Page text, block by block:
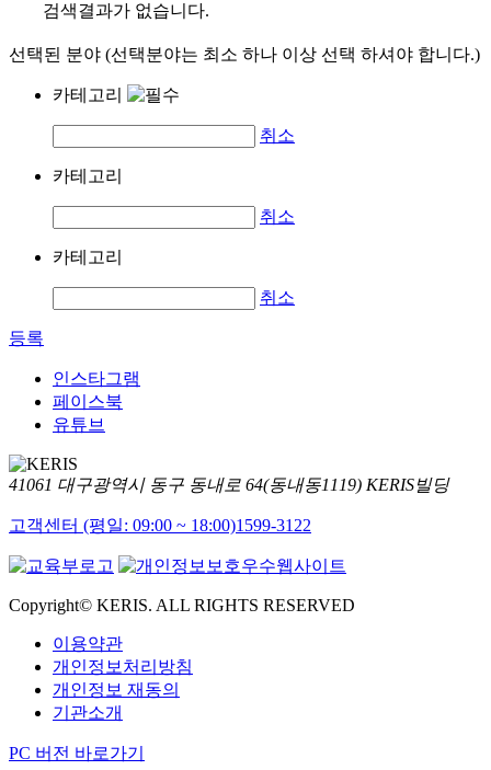
검색결과가 없습니다.
선택된 분야 (선택분야는 최소 하나 이상 선택 하셔야 합니다.)
카테고리
취소
카테고리
취소
카테고리
취소
등록
인스타그램
페이스북
유튜브
41061 대구광역시 동구 동내로 64(동내동1119) KERIS빌딩
고객센터 (평일: 09:00 ~ 18:00)1599-3122
Copyright© KERIS. ALL RIGHTS RESERVED
이용약관
개인정보처리방침
개인정보 재동의
기관소개
PC 버전 바로가기